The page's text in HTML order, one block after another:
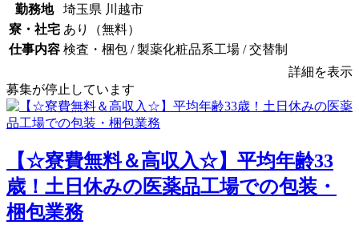
勤務地
埼玉県 川越市
寮・社宅 あり（無料）
仕事内容 検査・梱包 / 製薬化粧品系工場 / 交替制
詳細を表示
募集が停止しています
【☆寮費無料＆高収入☆】平均年齢33
歳！土日休みの医薬品工場での包装・
梱包業務